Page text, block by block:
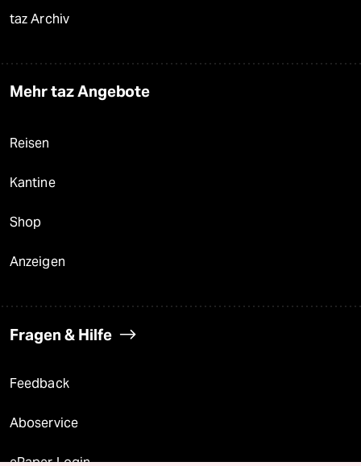
taz Archiv
Mehr taz Angebote
Reisen
Kantine
Shop
Anzeigen
Fragen & Hilfe
Feedback
Aboservice
ePaper Login